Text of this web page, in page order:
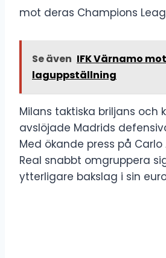
mot deras Champions
Se även IFK Värnamo
laguppställning
Milans taktiska briljans och
avslöjade Madrids
Med ökande press på
Real snabbt omgruppera
ytterligare bakslag i sin